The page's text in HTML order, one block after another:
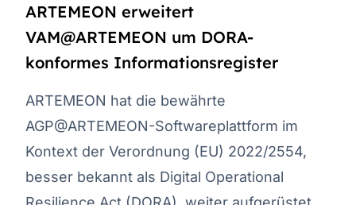
ARTEMEON erweitert
VAM@ARTEMEON um DORA-
konformes Informationsregister
ARTEMEON hat die bewährte
AGP@ARTEMEON-Softwareplattform im
Kontext der Verordnung (EU) 2022/2554,
besser bekannt als Digital Operational